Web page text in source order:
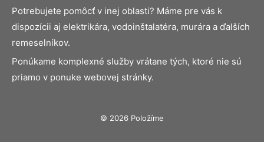
Potrebujete pomôcť v inej oblasti? Máme pre vás k
dispozícii aj elektrikára, vodoinštalatéra, murára a ďalších
remeselníkov.
Ponúkame komplexné služby vrátane tých, ktoré nie sú
priamo v ponuke webovej stránky.
© 2026 Položíme